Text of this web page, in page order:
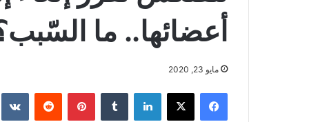
أعضائها.. ما
مايو 23, 2020
فيسبوك ‫X لينكدإن بينتيريست